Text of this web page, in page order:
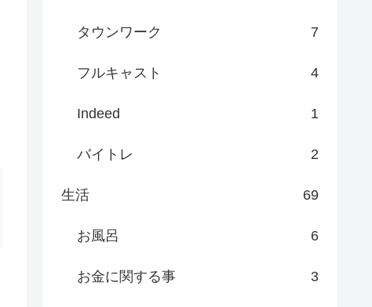
タウンワーク 7
フルキャスト 4
Indeed 1
バイトレ 2
生活 69
お風呂 6
お金に関する事 3